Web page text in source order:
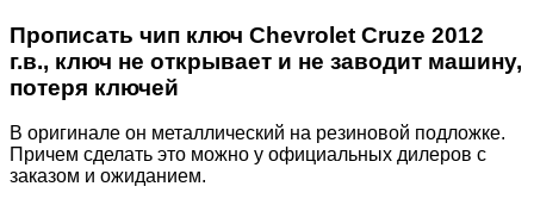
Прописать чип ключ Chevrolet Cruze 2012
г.в., ключ не открывает и не заводит машину,
потеря ключей
В оригинале он металлический на резиновой подложке.
Причем сделать это можно у официальных дилеров с
заказом и ожиданием.